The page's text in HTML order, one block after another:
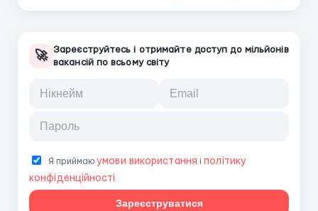
🚀 Зареєструйтесь і отримайте доступ до мільйонів
вакансій по всьому світу
Я приймаюумови використання і політику
конфіденційності
Зареєструватися